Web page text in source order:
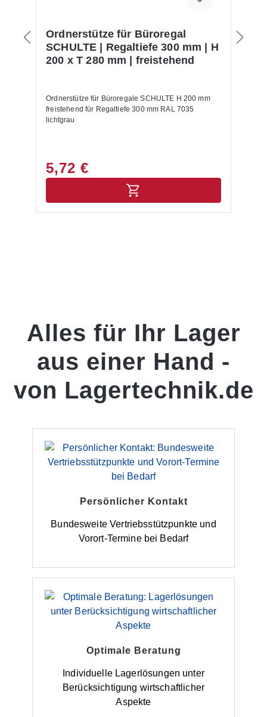
Ordnerstütze für Büroregal
SCHULTE | Regaltiefe 300 mm | H
200 x T 280 mm | freistehend
Ordnerstütze für Büroregale SCHULTE H 200 mm
freistehend für Regaltiefe 300 mm RAL 7035
lichtgrau
5,72 €
Alles für Ihr Lager
aus einer Hand -
von Lagertechnik.de
Persönlicher Kontakt
Bundesweite Vertriebsstützpunkte und
Vorort-Termine bei Bedarf
Optimale Beratung
Individuelle Lagerlösungen unter
Berücksichtigung wirtschaftlicher
Aspekte